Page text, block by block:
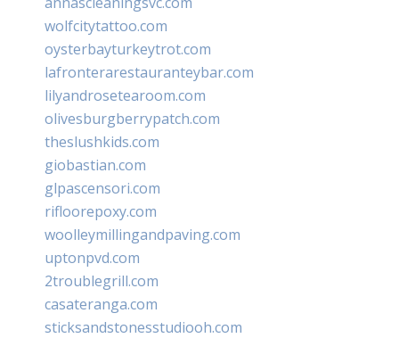
wolfcitytattoo.com
oysterbayturkeytrot.com
lafronterarestauranteybar.com
lilyandrosetearoom.com
olivesburgberrypatch.com
theslushkids.com
giobastian.com
glpascensori.com
rifloorepoxy.com
woolleymillingandpaving.com
uptonpvd.com
2troublegrill.com
casateranga.com
sticksandstonesstudiooh.com